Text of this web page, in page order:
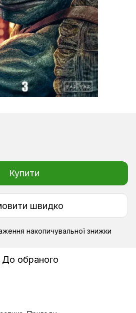
Купити
швидко
накопичувальної знижки
До обраного